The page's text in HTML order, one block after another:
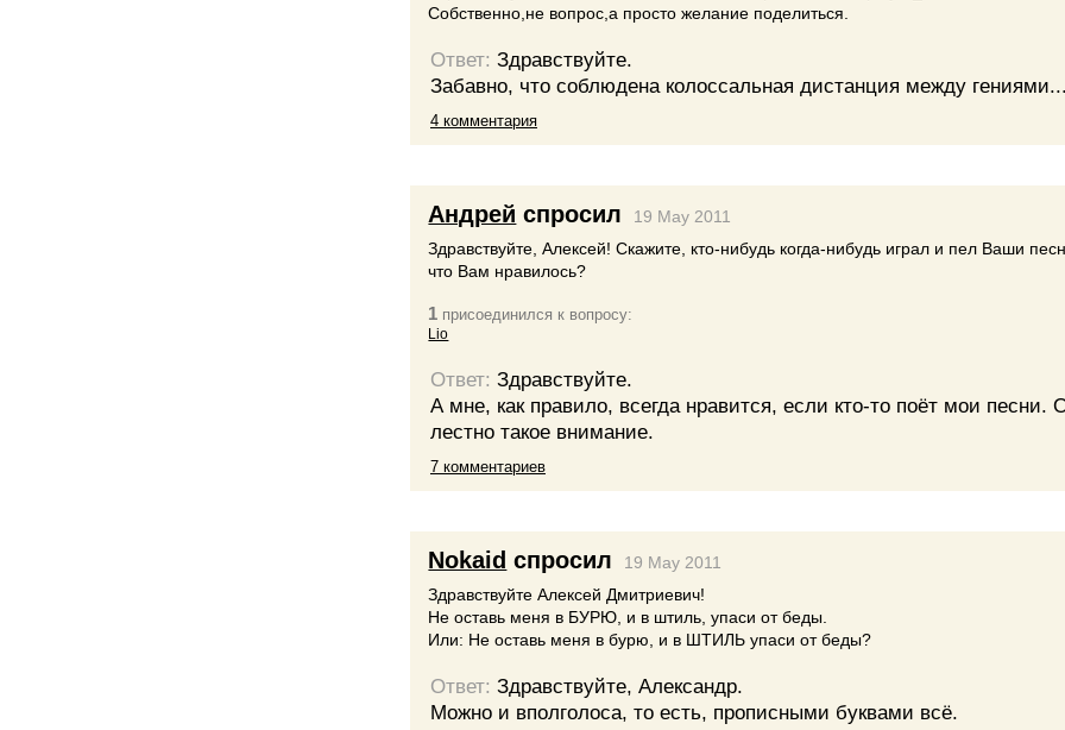
Собственно,не вопрос,а просто желание поделиться.
Ответ: Здравствуйте.
Забавно, что соблюдена колоссальная дистанция между
4 комментария
Андрей спросил
19 May 2011
Здравствуйте, Алексей! Скажите, кто-нибудь когда-нибудь играл и пел Ваши
что Вам нравилось?
1 присоединился к вопросу:
Lio
Ответ: Здравствуйте.
А мне, как правило, всегда нравится, если кто-то поёт мои песни.
лестно такое внимание.
7 комментариев
Nokaid спросил
19 May 2011
Здравствуйте Алексей Дмитриевич!
Не оставь меня в БУРЮ, и в штиль, упаси от беды.
Или: Не оставь меня в бурю, и в ШТИЛЬ упаси от беды?
Ответ: Здравствуйте, Александр.
Можно и вполголоса, то есть, прописными буквами всё.